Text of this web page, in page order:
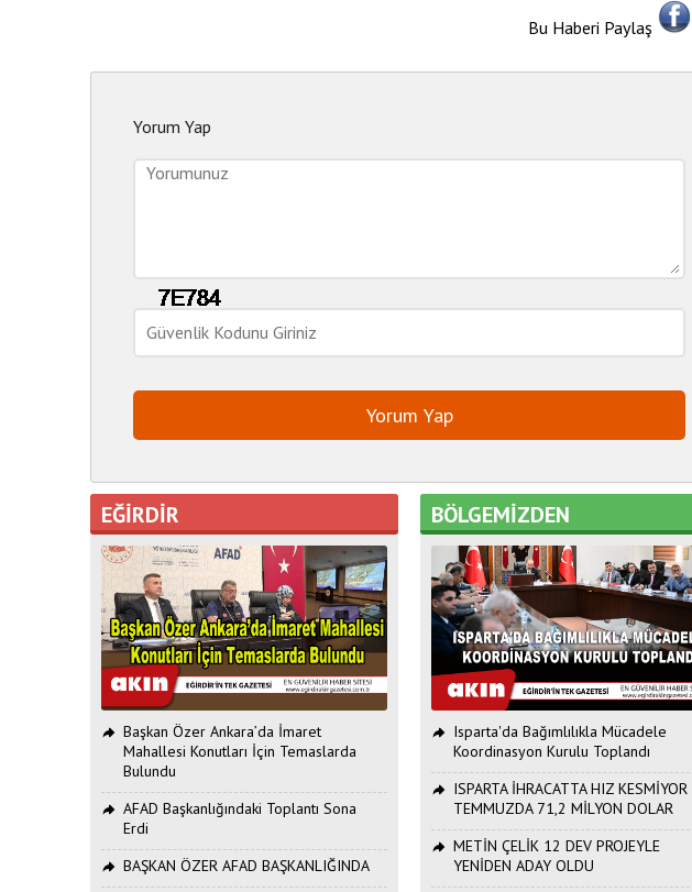
Bu Haberi Paylaş
Yorum Yap
EĞİRDİR
Başkan Özer Ankara’da İmaret
Mahallesi Konutları İçin Temaslarda
Bulundu
AFAD Başkanlığındaki Toplantı Sona
Erdi
BAŞKAN ÖZER AFAD BAŞKANLIĞINDA
BÖLGEMİZDEN
Isparta'da Bağımlılıkla Mücadele
Koordinasyon Kurulu Toplandı
ISPARTA İHRACATTA HIZ KESMİYOR
TEMMUZDA 71,2 MİLYON DOLAR
METİN ÇELİK 12 DEV PROJEYLE
YENİDEN ADAY OLDU